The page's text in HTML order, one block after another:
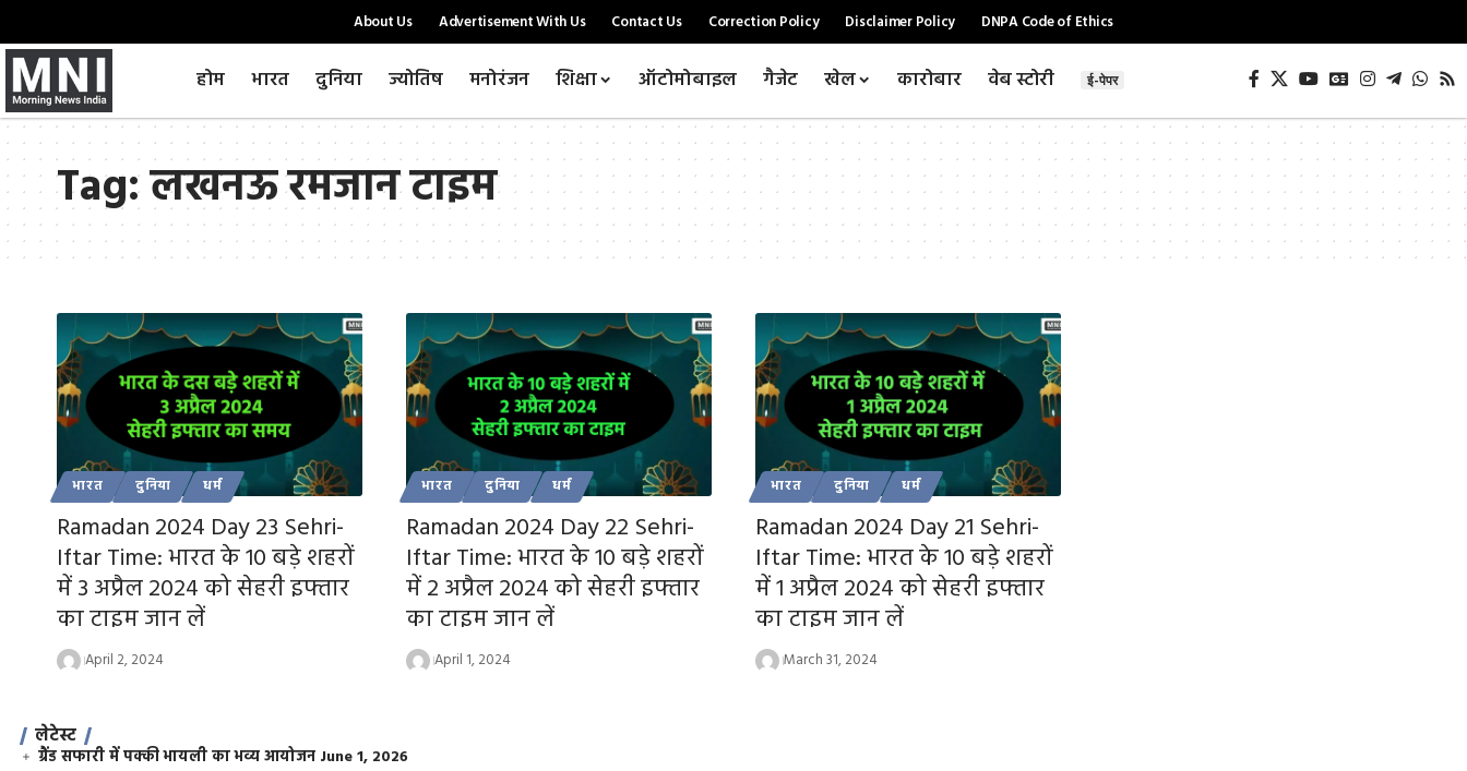
About Us Advertisement With Us Contact Us Correction Policy Disclaimer Policy DNPA Code of Ethics
होम भारत दुनिया ज्योतिष मनोरंजन शिक्षा ऑटोमोबाइल गैजेट खेल कारोबार वेब स्टोरी ई-पेपर
Tag:लखनऊ रमजान टाइम
भारत दुनिया धर्म
Ramadan 2024 Day 23 Sehri-
Iftar Time: भारत के 10 बड़े शहरों
में 3 अप्रैल 2024 को सेहरी इफ्तार
का टाइम जान लें
April 2, 2024
भारत दुनिया धर्म
Ramadan 2024 Day 22 Sehri-
Iftar Time: भारत के 10 बड़े शहरों
में 2 अप्रैल 2024 को सेहरी इफ्तार
का टाइम जान लें
April 1, 2024
भारत दुनिया धर्म
Ramadan 2024 Day 21 Sehri-
Iftar Time: भारत के 10 बड़े शहरों
में 1 अप्रैल 2024 को सेहरी इफ्तार
का टाइम जान लें
March 31, 2024
लेटेस्ट
ग्रैंड सफारी में पक्की भायली का भव्य आयोजन June 1, 2026